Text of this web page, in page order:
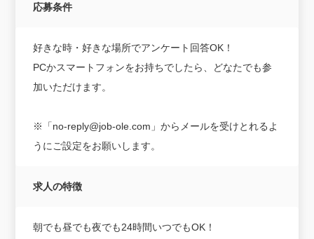
応募条件
好きな時・好きな場所でアンケート回答OK！
PCかスマートフォンをお持ちでしたら、どなたでも参
加いただけます。
※「no-reply@job-ole.com」からメールを受けとれるよ
うにご設定をお願いします。
求人の特徴
朝でも昼でも夜でも24時間いつでもOK！